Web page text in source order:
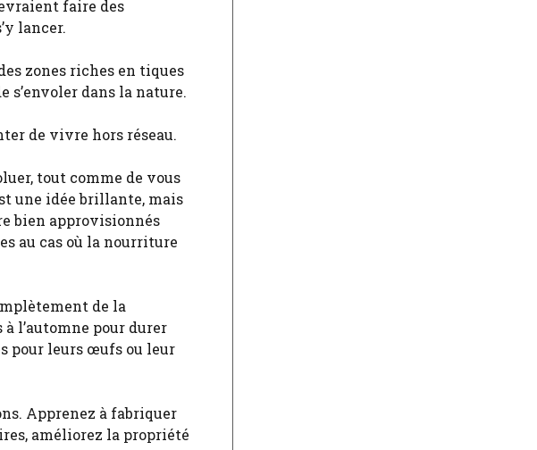
faire des
lancer.
zones riches en tiques
s’envoler dans la nature.
de vivre hors réseau.
tout comme de vous
une idée brillante, mais
bien approvisionnés
au cas où la nourriture
de la
l’automne pour durer
pour leurs œufs ou leur
Apprenez à fabriquer
améliorez la propriété